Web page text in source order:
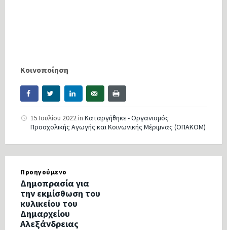
Κοινοποίηση
15 Ιουλίου 2022in Καταργήθηκε - Οργανισμός
Προσχολικής Αγωγής και Κοινωνικής Μέριμνας (ΟΠΑΚΟΜ)
Προηγούμενο
Δημοπρασία για
την εκμίσθωση του
κυλικείου του
Δημαρχείου
Αλεξάνδρειας